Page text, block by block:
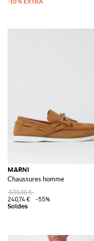
MARNI
Chaussures homme
535,00 €
240,74 €
-55%